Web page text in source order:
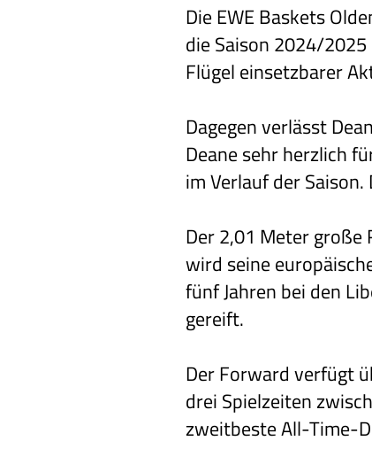
Die EWE Baskets
die Saison 2024/
Flügel einsetzbarer
Dagegen verlässt
Deane sehr herzlich
im Verlauf der
Der 2,01 Meter große
wird seine
fünf Jahren bei den
gereift.
Der Forward verfügt
drei Spielzeiten
zweitbeste All-Time-